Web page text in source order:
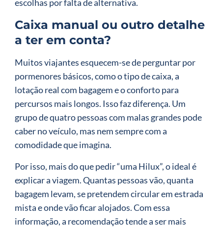
escolhas por falta de alternativa.
Caixa manual ou outro detalhe
a ter em conta?
Muitos viajantes esquecem-se de perguntar por
pormenores básicos, como o tipo de caixa, a
lotação real com bagagem e o conforto para
percursos mais longos. Isso faz diferença. Um
grupo de quatro pessoas com malas grandes pode
caber no veículo, mas nem sempre com a
comodidade que imagina.
Por isso, mais do que pedir “uma Hilux”, o ideal é
explicar a viagem. Quantas pessoas vão, quanta
bagagem levam, se pretendem circular em estrada
mista e onde vão ficar alojados. Com essa
informação, a recomendação tende a ser mais